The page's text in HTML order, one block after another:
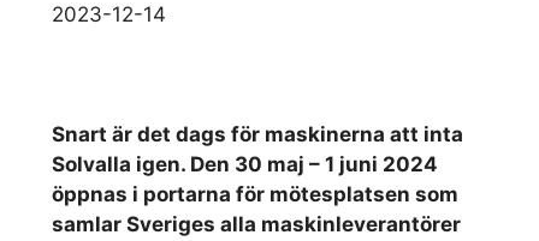
2023-12-14
Snart är det dags för maskinerna att inta
Solvalla igen. Den 30 maj – 1 juni 2024
öppnas i portarna för mötesplatsen som
samlar Sveriges alla maskinleverantörer